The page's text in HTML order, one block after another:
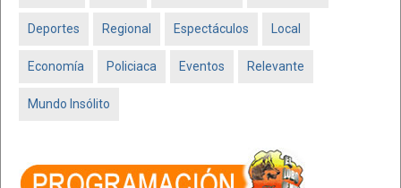
Deportes Regional Espectáculos Local
Economía Policiaca Eventos Relevante
Mundo Insólito